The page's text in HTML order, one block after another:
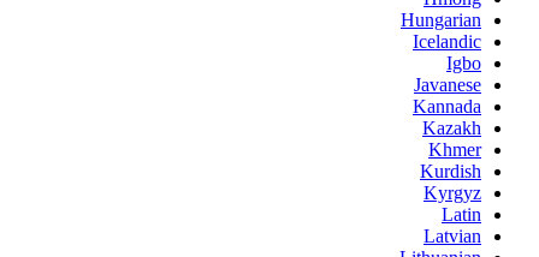
Hungarian
Icelandic
Igbo
Javanese
Kannada
Kazakh
Khmer
Kurdish
Kyrgyz
Latin
Latvian